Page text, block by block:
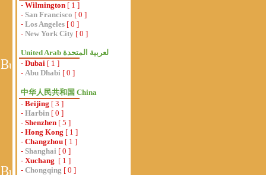
- Wilmington [ 1 ]
- San Francisco [ 0 ]
- Los Angeles [ 0 ]
- New York City [ 0 ]
- Dubai [ 1 ]
- Abu Dhabi [ 0 ]
中华人民共和国 China
- Beijing [ 3 ]
- Harbin [ 0 ]
- Shenzhen [ 5 ]
- Hong Kong [ 1 ]
- Changzhou [ 1 ]
- Shanghai [ 0 ]
- Xuchang [ 1 ]
- Chongqing [ 0 ]